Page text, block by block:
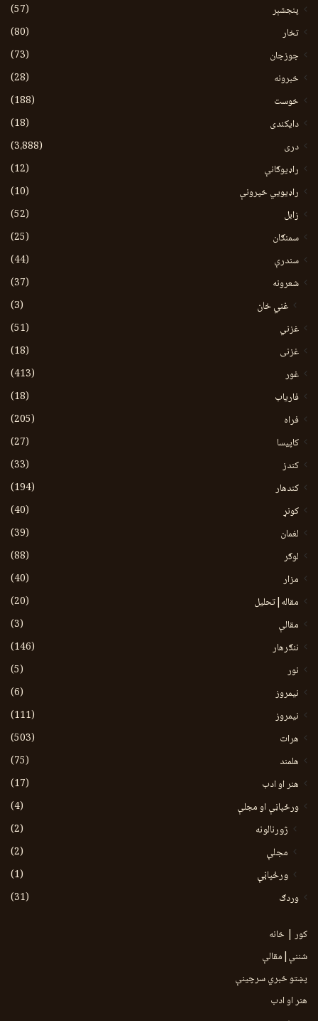
پنجشېر
(57)
تخار
(80)
جوزجان
(73)
خبرونه
(28)
خوست
(188)
دایکندی
(18)
دری
(3،888)
راډیوګانې
(12)
راډیويي خپرونې
(10)
زابل
(52)
سمنګان
(25)
سندرې
(44)
شعرونه
(37)
غني خان
(3)
غزني
(51)
غزنی
(18)
غور
(413)
فاریاب
(18)
فراه
(205)
کاپیسا
(27)
کندز
(33)
کندهار
(194)
کونړ
(40)
لغمان
(39)
لوګر
(88)
مزار
(40)
مقاله|تحلیل
(20)
مقالې
(3)
ننګرهار
(146)
نور
(5)
نيمروز
(6)
نیمروز
(111)
هرات
(503)
هلمند
(75)
هنر او ادب
(17)
ورځپاڼې او مجلې
(4)
ژورنالونه
(2)
مجلې
(2)
ورځپاڼې
(1)
وردګ
(31)
کور | خانه
شننې|مقالې
پښتو خبري سرچينې
هنر او ادب